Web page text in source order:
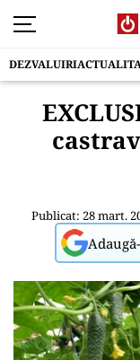
DEZVALUIRI
Publicat: 28 mart.